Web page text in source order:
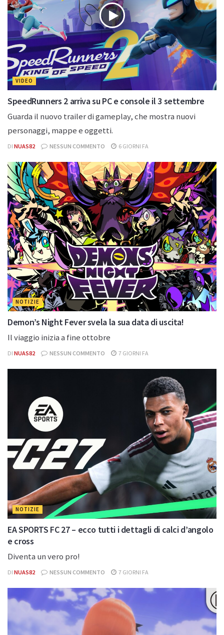
VIDEO
SpeedRunners 2 arriva su PC e console il 3 settembre
Guarda il nuovo trailer di gameplay, che mostra nuovi
personaggi, mappe e oggetti.
DI NUAS82 NESSUN COMMENTO 6 GIORNI FA
NOTIZIE
Demon’s Night Fever svela la sua data di uscita!
Il viaggio inizia a fine ottobre
DI NUAS82 NESSUN COMMENTO 7 GIORNI FA
NOTIZIE
EA SPORTS FC 27 – ecco tutti i dettagli di calci d’angolo
e cross
Diventa un vero pro!
DI NUAS82 NESSUN COMMENTO 7 GIORNI FA